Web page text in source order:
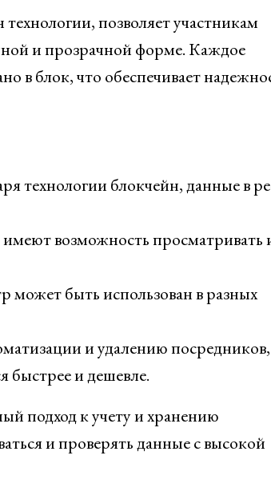
позволяет участникам
и прозрачной форме. Каждое
в блок, что обеспечивает
технологии блокчейн, данные в
возможность просматривать
может быть использован в разных
и удалению посредников,
быстрее и дешевле.
подход к учету и хранению
и проверять данные с высокой